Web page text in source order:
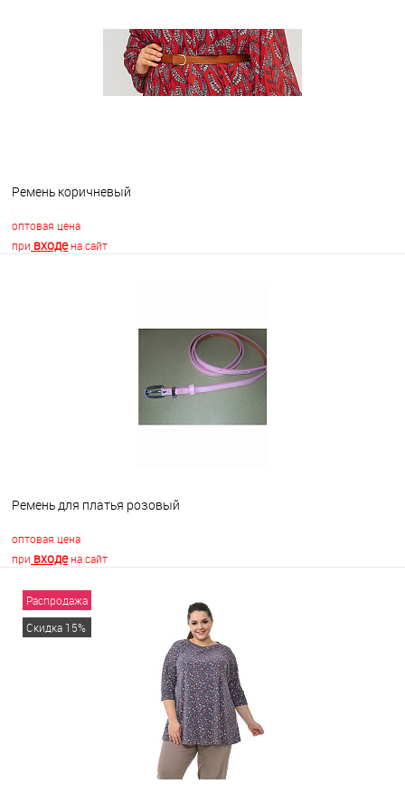
В наличии
Ремень коричневый
оптовая цена
при входена сайт
Недоступно
Ремень для платья розовый
оптовая цена
при входена сайт
В корзину
Распродажа
Скидка 15%